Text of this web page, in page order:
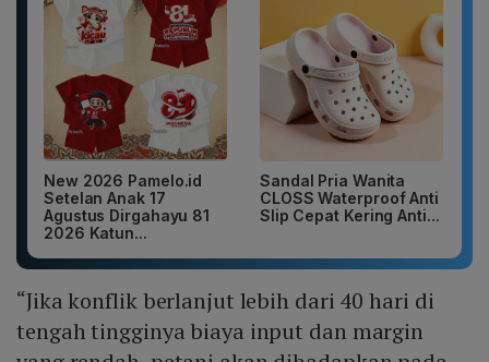
New 2026 Pamelo.id
Setelan Anak 17
Agustus Dirgahayu 81
2026 Katun...
Sandal Pria Wanita
CLOSS Waterproof Anti
Slip Cepat Kering Anti...
“Jika konflik berlanjut lebih dari 40 hari di
tengah tingginya biaya input dan margin